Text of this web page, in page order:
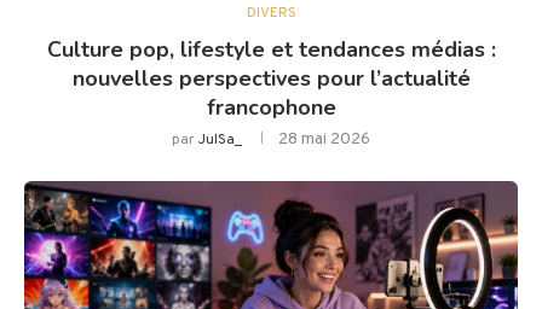
DIVERS
Culture pop, lifestyle et tendances médias :
nouvelles perspectives pour l’actualité
francophone
parJulSa_ 28 mai 2026